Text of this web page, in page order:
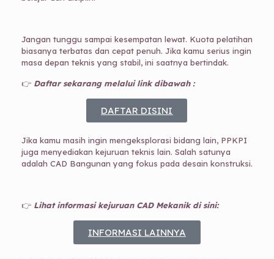
Jangan tunggu sampai kesempatan lewat. Kuota pelatihan
biasanya terbatas dan cepat penuh. Jika kamu serius ingin
masa depan teknis yang stabil, ini saatnya bertindak.
👉 Daftar sekarang melalui link dibawah :
DAFTAR DISINI
Jika kamu masih ingin mengeksplorasi bidang lain, PPKPI
juga menyediakan kejuruan teknis lain. Salah satunya
adalah CAD Bangunan yang fokus pada desain konstruksi.
👉 Lihat informasi kejuruan CAD Mekanik di sini:
INFORMASI LAINNYA